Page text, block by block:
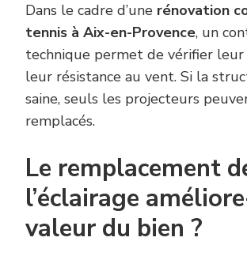
Dans le cadre d’une rénovation
tennis à Aix-en-Provence, un
technique permet de vérifier
leur résistance au vent. Si la
saine, seuls les projecteurs
remplacés.
Le remplacement
l’éclairage
valeur du bien ?